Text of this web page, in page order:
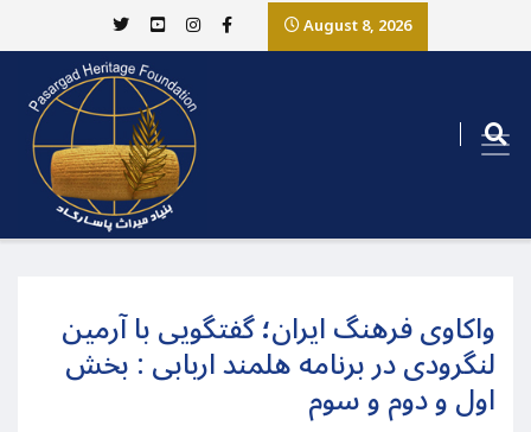
August 8, 2026
واکاوی فرهنگ ایران؛ گفتگویی با آرمین
لنگرودی در برنامه هلمند اربابی : بخش
اول و دوم و سوم